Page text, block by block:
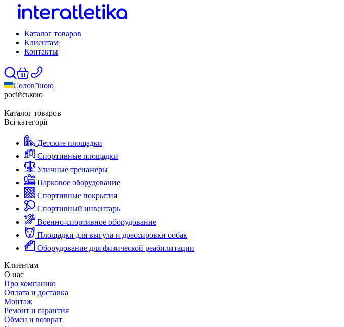
Каталог товаров
Клиентам
Контакты
Солов’їною
російською
Каталог товаров
Всі категорії
Детские площадки
Спортивные площадки
Уличные тренажеры
Парковое оборудование
Спортивные покрытия
Спортивный инвентарь
Военно-спортивное оборудование
Площадки для выгула и дрессировки собак
Оборудование для физической реабилитации
Клиентам
О нас
Про компанию
Оплата и доставка
Монтаж
Ремонт и гарантия
Обмен и возврат